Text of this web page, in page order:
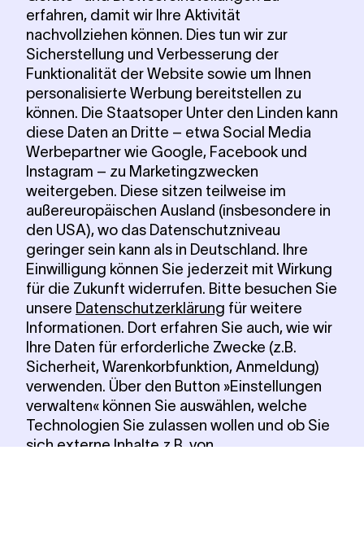
erfahren, damit wir Ihre Aktivität
nachvollziehen können. Dies tun wir zur
Sicherstellung und Verbesserung der
Funktionalität der Website sowie um Ihnen
personalisierte Werbung bereitstellen zu
können. Die Staatsoper Unter den Linden kann
diese Daten an Dritte – etwa Social Media
Werbepartner wie Google, Facebook und
Instagram – zu Marketingzwecken
weitergeben. Diese sitzen teilweise im
außereuropäischen Ausland (insbesondere in
den USA), wo das Datenschutzniveau
geringer sein kann als in Deutschland. Ihre
Einwilligung können Sie jederzeit mit Wirkung
für die Zukunft widerrufen. Bitte besuchen Sie
unsere Datenschutzerklärung für weitere
Informationen. Dort erfahren Sie auch, wie wir
Ihre Daten für erforderliche Zwecke (z.B.
Sicherheit, Warenkorbfunktion, Anmeldung)
verwenden. Über den Button »Einstellungen
verwalten« können Sie auswählen, welche
Technologien Sie zulassen wollen und ob Sie
sich externe Inhalte z.B. von